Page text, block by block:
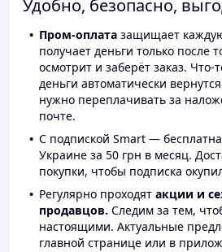
Удобно, безопасно,
Пром-оплата защищает
получает деньги только после
осмотрит и заберёт заказ.
деньги автоматически
нужно переплачивать за
почте.
С подпиской Smart —
Украине за 50 грн в месяц.
покупки, чтобы подписка
Регулярно проходят акции и
продавцов. Следим за тем,
настоящими. Актуальные
главной странице или в